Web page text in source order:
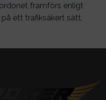
framförs enligt
ett trafiksäkert sätt.